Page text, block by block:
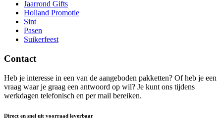
Jaarrond Gifts
Holland Promotie
Sint
Pasen
Suikerfeest
Contact
Heb je interesse in een van de aangeboden pakketten? Of heb je een
vraag waar je graag een antwoord op wil? Je kunt ons tijdens
werkdagen telefonisch en per mail bereiken.
Direct en snel uit voorraad leverbaar